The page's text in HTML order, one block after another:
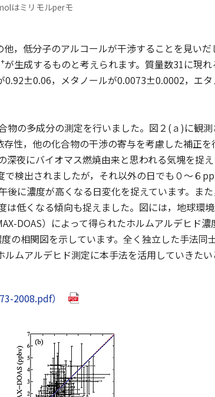
はミリモルperモ
，低分子のアルコールが干渉することを見いだ
+が生成するものと考えられます。質量数31に現
0.92±0.06，メタノールが0.0073±0.0002，エタ
の多成分の測定を行いました。図２(ａ)に観
性，他の化合物の干渉の寄与を考慮した補正を
夜にバイオマス燃焼由来と思われる気塊を捉え
検出されましたが，それ以外の日でも０～６
に濃度が高くなる日変化を捉えています。ま
低くなる傾向も捉えました。図には，地球環
DOAS）によって得られたホルムアルデヒド濃
の相関図を示しています。全く独立した手法同
ムアルデヒド測定に本手法を活用していきた
2008.pdf）
（別ウインドウで開きます）